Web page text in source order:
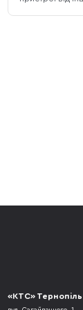
«КТС» Тернопіль